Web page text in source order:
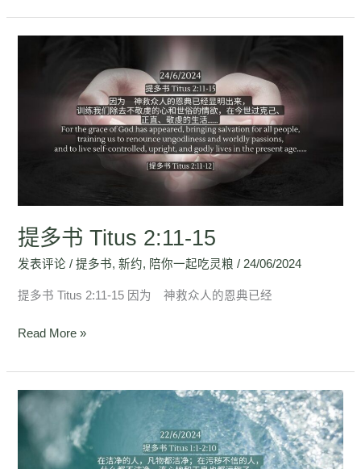
提多书 Titus 2:11-15
发表评论 /提多书,新约, 陪你一起吃灵粮 / 24/06/2024
提多书 Titus 2:11-15 因为 神救众人的恩典已经
Read More »
提
多